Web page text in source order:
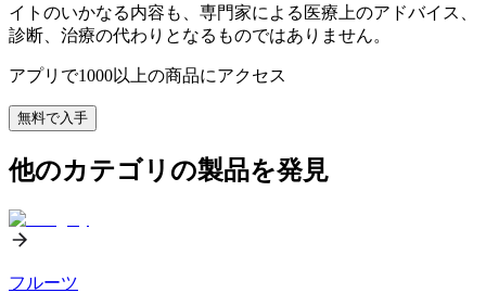
イトのいかなる内容も、専門家による医療上のアドバイス、
診断、治療の代わりとなるものではありません。
アプリで1000以上の商品にアクセス
無料で入手
他のカテゴリの製品を発見
フルーツ